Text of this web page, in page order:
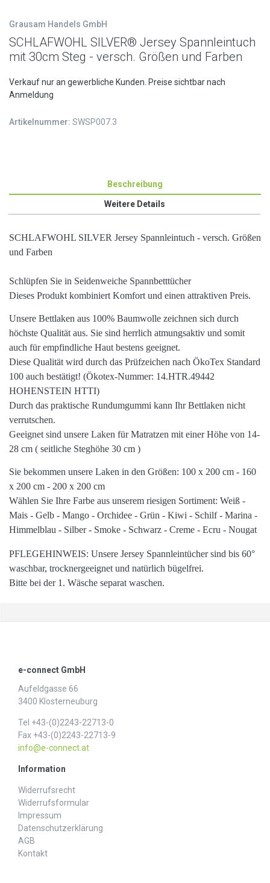
Grausam Handels GmbH
SCHLAFWOHL SILVER® Jersey Spannleintuch
mit 30cm Steg - versch. Größen und Farben
Verkauf nur an gewerbliche Kunden. Preise sichtbar nach
Anmeldung
Artikelnummer: SWSP007.3
Beschreibung
Weitere Details
SCHLAFWOHL SILVER Jersey Spannleintuch - versch. Größen
und Farben
Schlüpfen Sie in Seidenweiche Spannbetttücher
Dieses Produkt kombiniert Komfort und einen attraktiven Preis.
Unsere Bettlaken aus 100% Baumwolle zeichnen sich durch
höchste Qualität aus. Sie sind herrlich atmungsaktiv und somit
auch fürempfindliche Haut bestens geeignet.
Diese Qualität wird durch das Prüfzeichen nach ÖkoTex Standard
100 auch bestätigt! (Ökotex-Nummer: 14.HTR.49442
HOHENSTEIN HTTI)
Durch das praktische Rundumgummi kann Ihr Bettlaken nicht
verrutschen.
Geeignet sind unsere Laken für Matratzen mit einer Höhe von 14-
28 cm ( seitliche Steghöhe 30 cm )
Sie bekommen unsere Laken in den Größen: 100 x 200 cm - 160
x 200 cm - 200 x 200 cm
Wählen Sie Ihre Farbe aus unserem riesigen Sortiment: Weiß -
Mais - Gelb - Mango - Orchidee - Grün - Kiwi - Schilf - Marina -
Himmelblau - Silber - Smoke - Schwarz - Creme - Ecru - Nougat
PFLEGEHINWEIS: Unsere Jersey Spannleintücher sind bis 60°
waschbar, trocknergeeignet und natürlich bügelfrei.
Bitte bei der 1. Wäsche separat waschen.
e-connect GmbH
Aufeldgasse 66
3400 Klosterneuburg
Tel +43-(0)2243-22713-0
Fax +43-(0)2243-22713-9
info@e-connect.at
Information
Widerrufs­recht
Widerrufs­formular
Impressum
Daten­schutz­erklärung
AGB
Kontakt